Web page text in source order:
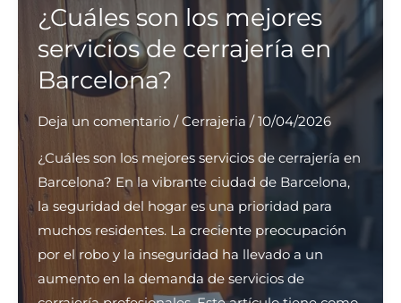
opciones
de
reparación
de
puertas
de
garaje
en
Barcelona?
¿Cuáles son los mejores
servicios de cerrajería en
Barcelona?
Deja un comentario /Cerrajeria /10/04/2026
¿Cuáles son los mejores servicios de cerrajería en
Barcelona? En la vibrante ciudad de Barcelona,
la seguridad del hogar es una prioridad para
muchos residentes. La creciente preocupación
por el robo y la inseguridad ha llevado a un
aumento en la demanda de servicios de